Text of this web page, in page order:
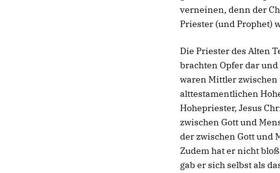
verneinen, denn der
Priester (und Prophet)
Die Priester des Alten
brachten Opfer dar
waren Mittler zwischen
alttestamentlichen
Hohepriester, Jesus
zwischen Gott und
der zwischen Gott und
Zudem hat er nicht
gab er sich selbst als